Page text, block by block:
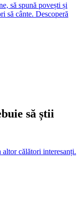
să spună povești și
să cânte. Descoperă
să știi
altor călători interesanți.